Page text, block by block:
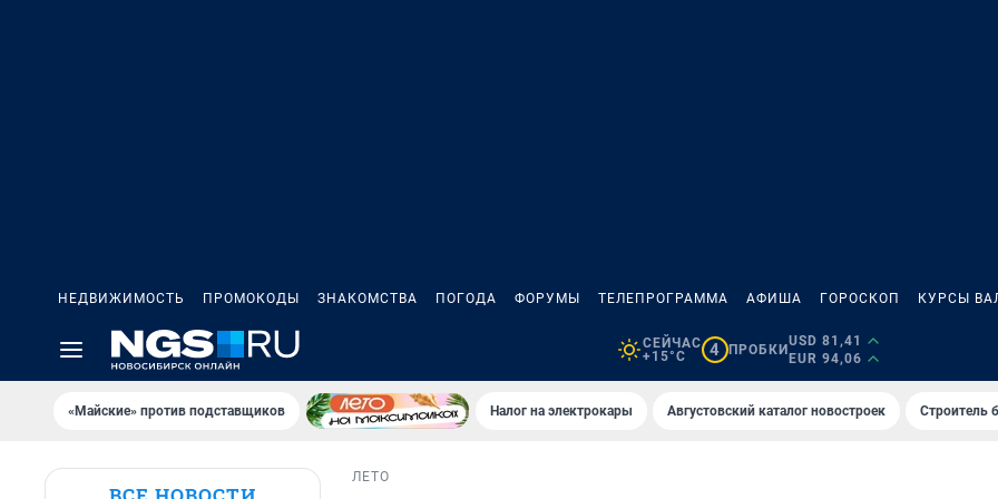
НЕДВИЖИМОСТЬ ПРОМОКОДЫ ЗНАКОМСТВА ПОГОДА ФОРУМЫ ТЕЛЕПРОГРАММА АФИША ГОРОСКОП КУРСЫ
СЕЙЧАС
+15°C
4 ПРОБКИ
USD 81,41
EUR 94,06
«Майские» против подставщиков Налог на электрокары Августовский каталог новостроек Строитель
ЛЕТО